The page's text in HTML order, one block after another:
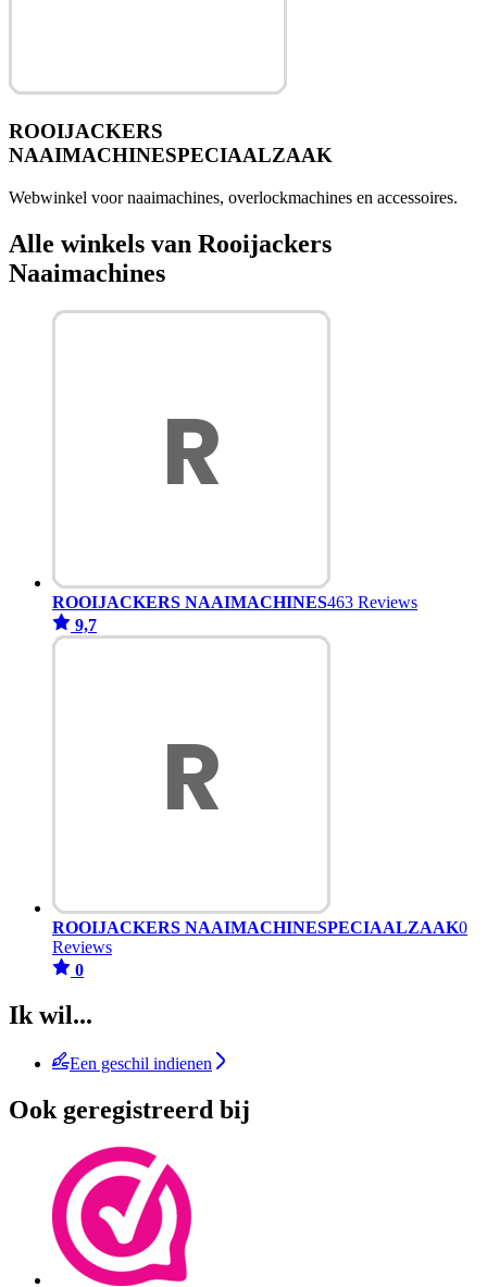
ROOIJACKERS
NAAIMACHINESPECIAALZAAK
Webwinkel voor naaimachines, overlockmachines en accessoires.
Alle winkels van Rooijackers
Naaimachines
ROOIJACKERS NAAIMACHINES463 Reviews
9,7
ROOIJACKERS NAAIMACHINESPECIAALZAAK0
Reviews
0
Ik wil...
Een geschil indienen
Ook geregistreerd bij